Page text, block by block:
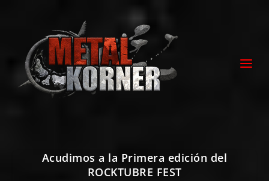
Acudimos a la Primera edición del
ROCKTUBRE FEST